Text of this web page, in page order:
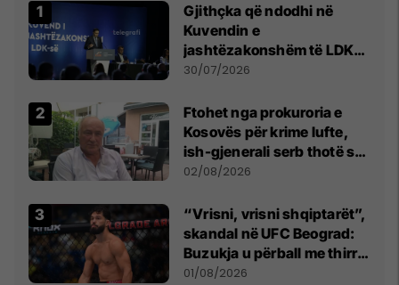
Gjithçka që ndodhi në
Kuvendin e
jashtëzakonshëm të LDK-
së
30/07/2026
Ftohet nga prokuroria e
Kosovës për krime lufte,
ish-gjenerali serb thotë se
dikush e tradhtoi në
02/08/2026
“Vrisni, vrisni shqiptarët”,
skandal në UFC Beograd:
Buzukja u përball me thirrje
anti-shqiptare nga
01/08/2026